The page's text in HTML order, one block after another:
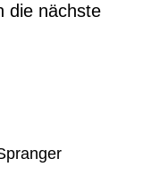
die nächste